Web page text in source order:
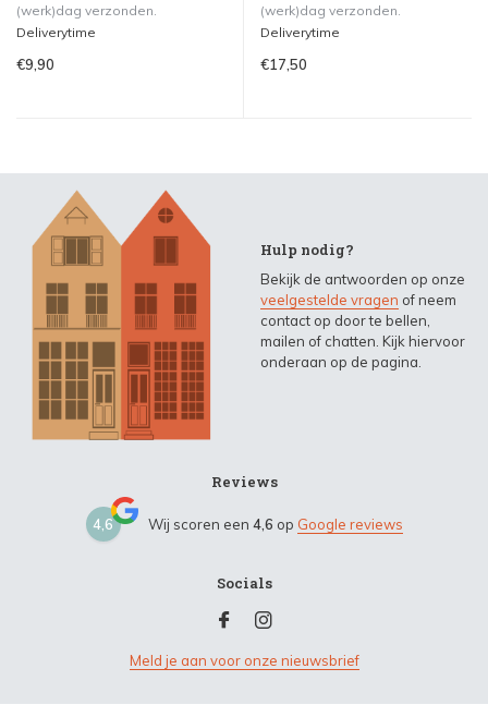
(werk)dag verzonden.
Deliverytime
€9,90
(werk)dag verzonden.
Deliverytime
€17,50
Hulp nodig?
Bekijk de antwoorden op onze
veelgestelde vragen of neem
contact op door te bellen,
mailen of chatten. Kijk hiervoor
onderaan op de pagina.
Reviews
4,6 Wij scoren een 4,6 op Google reviews
Socials
Meld je aan voor onze nieuwsbrief